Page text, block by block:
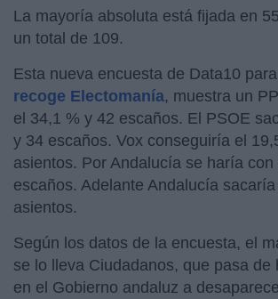
La mayoría absoluta está fijada en
un total de 109.
Esta nueva encuesta de Data10
recoge Electomanía, muestra un
el 34,1 % y 42 escaños. El PSOE
y 34 escaños. Vox conseguiría el
asientos. Por Andalucía se haría con
escaños. Adelante Andalucía
asientos.
Según los datos de la encuesta, el
se lo lleva Ciudadanos, que pasa de
en el Gobierno andaluz a